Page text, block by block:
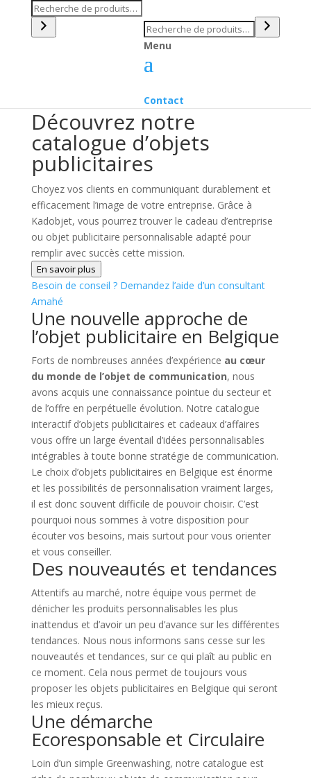
Recherche
Menu
Contact
Recherche
Découvrez notre
catalogue d’objets
publicitaires
Choyez vos clients en communiquant durablement et
efficacement l’image de votre entreprise. Grâce à
Kadobjet, vous pourrez trouver le cadeau d’entreprise
ou objet publicitaire personnalisable adapté pour
remplir avec succès cette mission.
En savoir plus
Besoin de conseil ? Demandez l’aide d’un consultant
Amahé
Une nouvelle approche de
l’objet publicitaire en Belgique
Forts de nombreuses années d’expérience au cœur
du monde de l’objet de communication, nous
avons acquis une connaissance pointue du secteur et
de l’offre en perpétuelle évolution. Notre catalogue
interactif d’objets publicitaires et cadeaux d’affaires
vous offre un large éventail d’idées personnalisables
intégrables à toute bonne stratégie de communication.
Le choix d’objets publicitaires en Belgique est énorme
et les possibilités de personnalisation vraiment larges,
il est donc souvent difficile de pouvoir choisir. C’est
pourquoi nous sommes à votre disposition pour
écouter vos besoins, mais surtout pour vous orienter
et vous conseiller.
Des nouveautés et tendances
Attentifs au marché, notre équipe vous permet de
dénicher les produits personnalisables les plus
inattendus et d’avoir un peu d’avance sur les différentes
tendances. Nous nous informons sans cesse sur les
nouveautés et tendances, sur ce qui plaît au public en
ce moment. Cela nous permet de toujours vous
proposer les objets publicitaires en Belgique qui seront
les mieux reçus.
Une démarche
Ecoresponsable et Circulaire
Loin d’un simple Greenwashing, notre catalogue est